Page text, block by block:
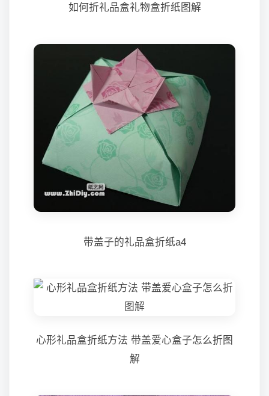
如何折礼品盒礼物盒折纸图解
带盖子的礼品盒折纸a4
心形礼品盒折纸方法 带盖爱心盒子怎么折图
解